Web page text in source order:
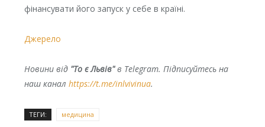
фінансувати його запуск у себе в країні.
Джерело
Новини від "То є Львів"в Telegram. Підписуйтесь на
наш канал https://t.me/inlvivinua.
ТЕГИ: медицина